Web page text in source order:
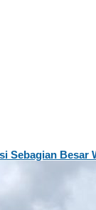
Sebagian Besar